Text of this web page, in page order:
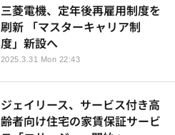
三菱電機、定年後再雇用制度を
刷新 「マスターキャリア制
度」新設へ
2025.3.31 Mon 22:43
ジェイリース、サービス付き高
齢者向け住宅の家賃保証サービ